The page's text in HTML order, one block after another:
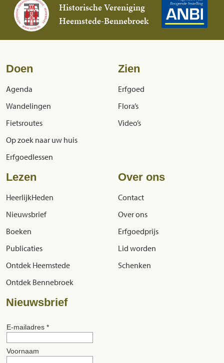
Historische Vereniging
Heemstede-Bennebroek
Doen
Agenda
Wandelingen
Fietsroutes
Op zoek naar uw huis
Erfgoedlessen
Zien
Erfgoed
Flora’s
Video’s
Lezen
HeerlijkHeden
Nieuwsbrief
Boeken
Publicaties
Ontdek Heemstede
Ontdek Bennebroek
Over ons
Contact
Over ons
Erfgoedprijs
Lid worden
Schenken
Nieuwsbrief